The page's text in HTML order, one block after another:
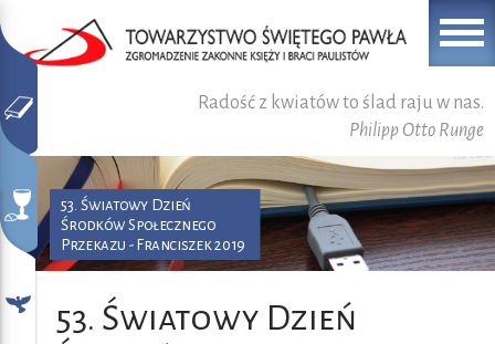
Radość z kwiatów to ślad raju w nas.
Philipp Otto Runge
53. Światowy Dzień
Środków Społecznego
Przekazu - Franciszek 2019
53. Światowy Dzień